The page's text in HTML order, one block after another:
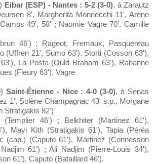
Eibar (ESP) - Nantes : 5-2 (3-0), à Zarautz
8', Margherita Monnecchi 11', Arene
49', 58' ; Naomie Vagre 70', Camille
46') ; Rageot, Fremaux, Pasquereau
(Uffren 21', Sumo 63'), Storti (Cosson 63'),
La Posta (Ould Braham 63'), Rabanne
(Fleury 63'), Vagre
Saint-Étienne - Nice : 4-0 (3-0), à Senas
1', Solène Champagnac 43' s.p., Morgane
Stratigakis 82')
(Templier 46') ; Belkhiter (Martinez 61'),
Mayi Kith (Stratigakis 61'), Tapia (Péréa
(cap.) (Caputo 61'), Martinez (Connesson
61') ; Ali Nadjim (Pierre-Louis 34'),
61'), Caputo (Bataillard 46').